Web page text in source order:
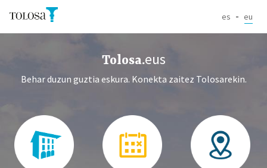
Skip to main content
es eu
Tolosa.eus
Behar duzun guztia eskura. Konekta zaitez Tolosarekin.